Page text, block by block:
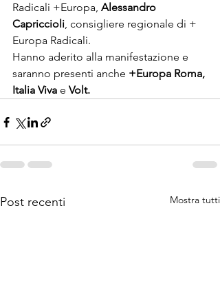
Radicali +Europa, Alessandro
Capriccioli, consigliere regionale di +
Europa Radicali.
Hanno aderito alla manifestazione e
saranno presenti anche +Europa Roma,
Italia Viva e Volt.
Post recenti Mostra tutti